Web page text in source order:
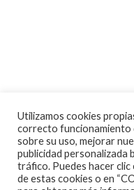
Utilizamos cookies
correcto funcionamiento
sobre su uso, mejorar
publicidad personalizada
tráfico. Puedes hacer clic
de estas cookies o en